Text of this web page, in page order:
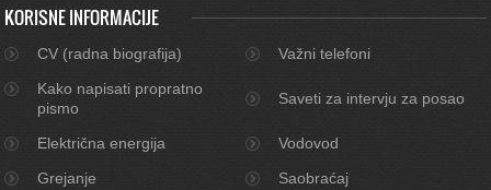
KORISNE INFORMACIJE
CV (radna biografija)
Važni telefoni
Kako napisati propratno
pismo
Saveti za intervju za posao
Električna energija
Vodovod
Grejanje
Saobraćaj